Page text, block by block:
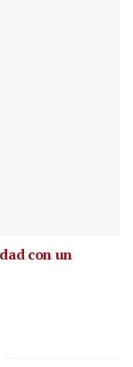
con un